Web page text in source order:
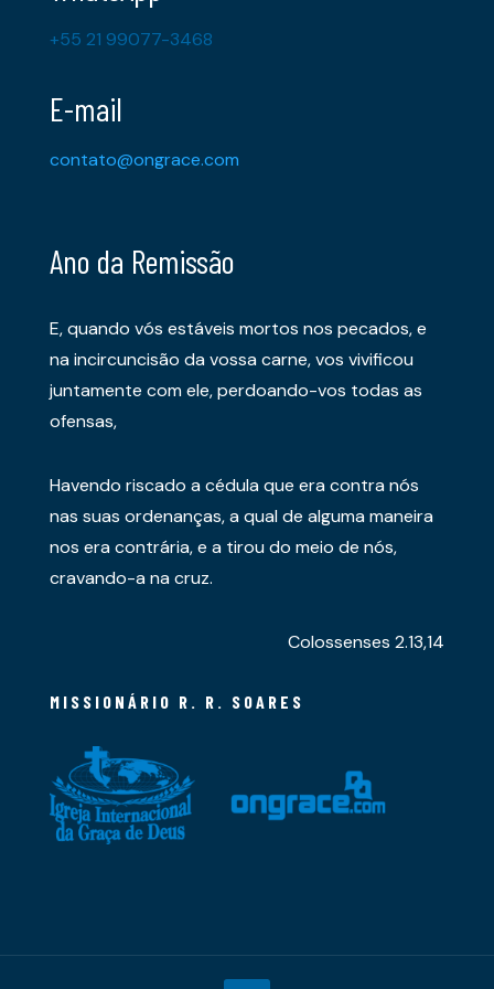
+55 21 99077-3468
E-mail
contato@ongrace.com
Ano da Remissão
E, quando vós estáveis mortos nos pecados, e
na incircuncisão da vossa carne, vos vivificou
juntamente com ele, perdoando-vos todas as
ofensas,
Havendo riscado a cédula que era contra nós
nas suas ordenanças, a qual de alguma maneira
nos era contrária, e a tirou do meio de nós,
cravando-a na cruz.
Colossenses 2.13,14
MISSIONÁRIO R. R. SOARES